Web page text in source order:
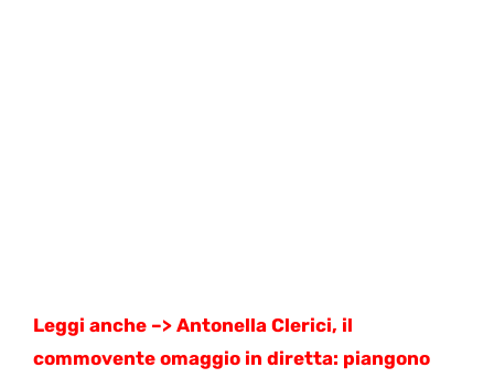
Leggi anche –> Antonella Clerici, il
commovente omaggio in diretta: piangono